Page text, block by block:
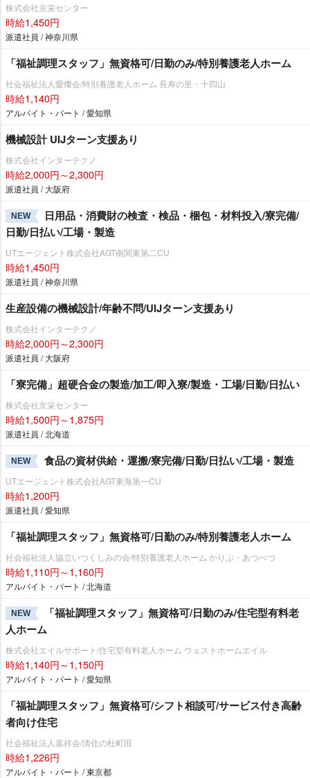
株式会社京栄センター
時給1,450円
派遣社員 / 神奈川県
「福祉調理スタッフ」無資格可/日勤のみ/特別養護老人ホーム
社会福祉法人愛燦会/特別養護老人ホーム 長寿の里・十四山
時給1,140円
アルバイト・パート / 愛知県
機械設計 UIJターン支援あり
株式会社インターテクノ
時給2,000円～2,300円
派遣社員 / 大阪府
NEW
日用品・消費財の検査・検品・梱包・材料投入/寮完備/
日勤/日払い/工場・製造
UTエージェント株式会社AGT南関東第二CU
時給1,450円
派遣社員 / 神奈川県
生産設備の機械設計/年齢不問/UIJターン支援あり
株式会社インターテクノ
時給2,000円～2,300円
派遣社員 / 大阪府
「寮完備」超硬合金の製造/加工/即入寮/製造・工場/日勤/日払い
株式会社京栄センター
時給1,500円～1,875円
派遣社員 / 北海道
NEW 食品の資材供給・運搬/寮完備/日勤/日払い/工場・製造
UTエージェント株式会社AGT東海第一CU
時給1,200円
派遣社員 / 愛知県
「福祉調理スタッフ」無資格可/日勤のみ/特別養護老人ホーム
社会福祉法人協立いつくしみの会/特別養護老人ホーム かりぷ・あつべつ
時給1,110円～1,160円
アルバイト・パート / 北海道
NEW
「福祉調理スタッフ」無資格可/日勤のみ/住宅型有料老
人ホーム
株式会社エイルサポート/住宅型有料老人ホーム ウェストホームエイル
時給1,140円～1,150円
アルバイト・パート / 愛知県
「福祉調理スタッフ」無資格可/シフト相談可/サービス付き高齢
者向け住宅
社会福祉法人嘉祥会/清住の杜町田
時給1,226円
アルバイト・パート / 東京都